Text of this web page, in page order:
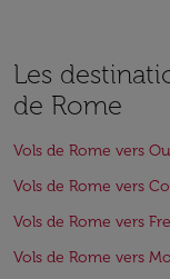
Les
de Rome
Vols de Rome vers
Vols de Rome vers
Vols de Rome vers
Vols de Rome vers